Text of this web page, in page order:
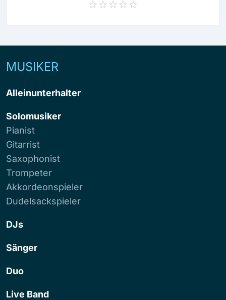
MUSIKER
Alleinunterhalter
Solomusiker
Pianist
Gitarrist
Saxophonist
Trompeter
Akkordeonspieler
Dudelsackspieler
DJs
Sänger
Duo
Live Band